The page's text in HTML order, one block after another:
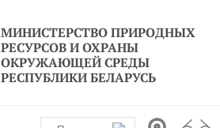
МИНИСТЕРСТВО ПРИРОДНЫХ
РЕСУРСОВ И ОХРАНЫ
ОКРУЖАЮЩЕЙ СРЕДЫ
РЕСПУБЛИКИ БЕЛАРУСЬ